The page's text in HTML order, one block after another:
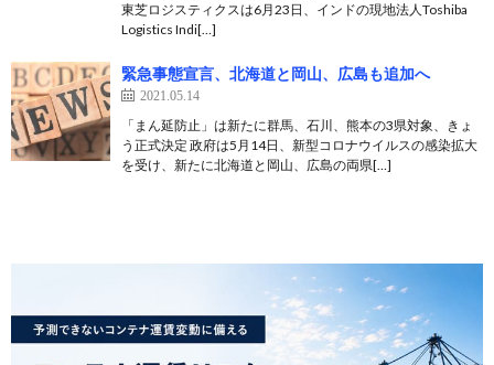
東芝ロジスティクスは6月23日、インドの現地法人Toshiba
Logistics Indi[…]
緊急事態宣言、北海道と岡山、広島も追加へ
2021.05.14
「まん延防止」は新たに群馬、石川、熊本の3県対象、きょ
う正式決定 政府は5月14日、新型コロナウイルスの感染拡大
を受け、新たに北海道と岡山、広島の両県[…]